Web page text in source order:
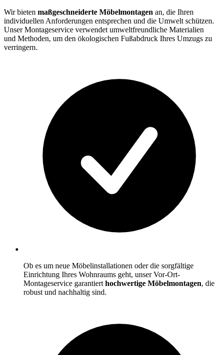
Wir bieten maßgeschneiderte Möbelmontagen an, die Ihren
individuellen Anforderungen entsprechen und die Umwelt schützen.
Unser Montageservice verwendet umweltfreundliche Materialien
und Methoden, um den ökologischen Fußabdruck Ihres Umzugs zu
verringern.
Ob es um neue Möbelinstallationen oder die sorgfältige
Einrichtung Ihres Wohnraums geht, unser Vor-Ort-
Montageservice garantiert hochwertige Möbelmontagen, die
robust und nachhaltig sind.